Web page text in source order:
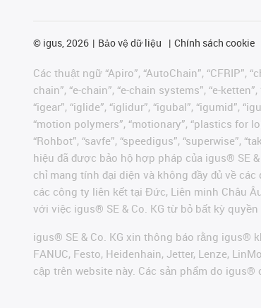
© igus, 2026 Bảo vệ dữ liệu Chính sách cookie
Các thuật ngữ “Apiro”, “AutoChain”, “CFRIP”,
chain”, “e-chain”, “e-chain systems”, “e-
“igear”, “iglide”, “iglidur”, “igubal”, “igumid”,
“motion polymers”, “motionary”, “plastics for
“Rohbot”, “savfe”, “speedigus”, “superwise”,
hiệu đã được bảo hộ hợp pháp của igus® SE
chỉ mang tính đại diện và không đầy đủ về
các công ty liên kết tại Đức, Liên minh Châu
với việc igus® SE & Co. KG từ bỏ bất kỳ
igus® SE & Co. KG xin thông báo rằng igus®
FANUC, Festo, Heidenhain, Jetter, Lenze,
cập trên website này. Các sản phẩm do igus®